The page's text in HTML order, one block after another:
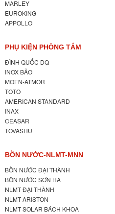
MARLEY
EUROKING
APPOLLO
PHỤ KIỆN PHÒNG TẮM
ĐÌNH QUỐC DQ
INOX BẢO
MOEN-ATMOR
TOTO
AMERICAN STANDARD
INAX
CEASAR
TOVASHU
BỒN NƯỚC-NLMT-MNN
BỒN NƯỚC ĐẠI THÀNH
BỒN NƯỚC SƠN HÀ
NLMT ĐẠI THÀNH
NLMT ARISTON
NLMT SOLAR BÁCH KHOA